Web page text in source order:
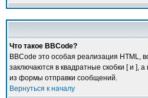
Что такое BBCode?
BBCode это особая реализация HTML,
заключаются в квадратные скобки [ и ],
из формы отправки сообщений.
Вернуться к началу